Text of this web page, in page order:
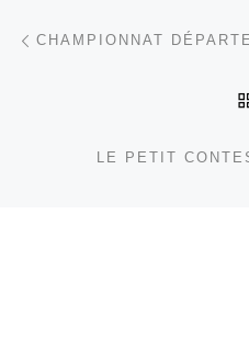
Parcourir les
LE PETIT